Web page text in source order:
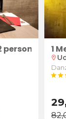
persone: 1
location_on
starstar